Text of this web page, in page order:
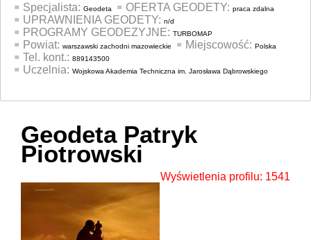
Specjalista: Geodeta OFERTA GEODETY: praca zdalna
UPRAWNIENIA GEODETY: n/d
PROGRAMY GEODEZYJNE: TURBOMAP
Powiat: warszawski zachodni mazowieckie Miejscowość: Polska
Tel. kont.: 889143500
Uczelnia: Wojskowa Akademia Techniczna im. Jarosława Dąbrowskiego
Geodeta Patryk
Piotrowski
Wyświetlenia profilu: 1541